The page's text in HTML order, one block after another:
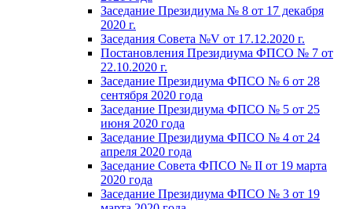
Заседание Президиума № 8 от 17 декабря
2020 г.
Заседания Совета №V от 17.12.2020 г.
Постановления Президиума ФПСО № 7 от
22.10.2020 г.
Заседание Президиума ФПСО № 6 от 28
сентября 2020 года
Заседание Президиума ФПСО № 5 от 25
июня 2020 года
Заседание Президиума ФПСО № 4 от 24
апреля 2020 года
Заседание Совета ФПСО № II от 19 марта
2020 года
Заседание Президиума ФПСО № 3 от 19